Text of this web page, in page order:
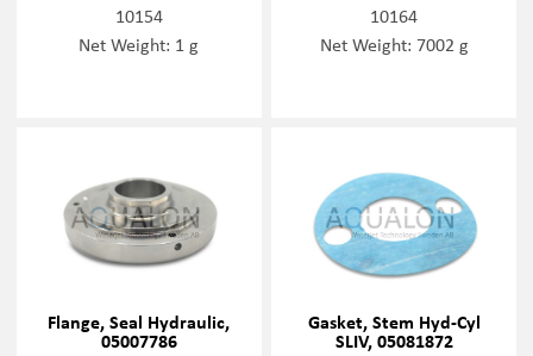
10154
Net Weight: 1 g
10164
Net Weight: 7002 g
Flange, Seal Hydraulic,
05007786
Gasket, Stem Hyd-Cyl
SLIV, 05081872